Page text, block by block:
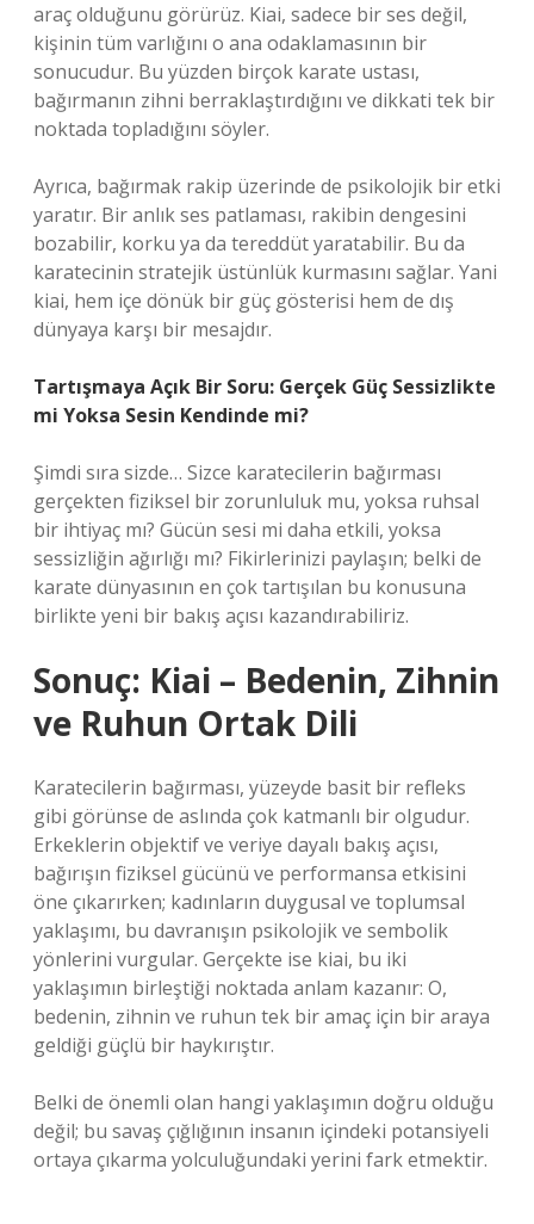
araç olduğunu görürüz. Kiai, sadece bir ses değil,
kişinin tüm varlığını o ana odaklamasının bir
sonucudur. Bu yüzden birçok karate ustası,
bağırmanın zihni berraklaştırdığını ve dikkati tek bir
noktada topladığını söyler.
Ayrıca, bağırmak rakip üzerinde de psikolojik bir etki
yaratır. Bir anlık ses patlaması, rakibin dengesini
bozabilir, korku ya da tereddüt yaratabilir. Bu da
karatecinin stratejik üstünlük kurmasını sağlar. Yani
kiai, hem içe dönük bir güç gösterisi hem de dış
dünyaya karşı bir mesajdır.
Tartışmaya Açık Bir Soru: Gerçek Güç Sessizlikte
mi Yoksa Sesin Kendinde mi?
Şimdi sıra sizde… Sizce karatecilerin bağırması
gerçekten fiziksel bir zorunluluk mu, yoksa ruhsal
bir ihtiyaç mı? Gücün sesi mi daha etkili, yoksa
sessizliğin ağırlığı mı? Fikirlerinizi paylaşın; belki de
karate dünyasının en çok tartışılan bu konusuna
birlikte yeni bir bakış açısı kazandırabiliriz.
Sonuç: Kiai – Bedenin, Zihnin
ve Ruhun Ortak Dili
Karatecilerin bağırması, yüzeyde basit bir refleks
gibi görünse de aslında çok katmanlı bir olgudur.
Erkeklerin objektif ve veriye dayalı bakış açısı,
bağırışın fiziksel gücünü ve performansa etkisini
öne çıkarırken; kadınların duygusal ve toplumsal
yaklaşımı, bu davranışın psikolojik ve sembolik
yönlerini vurgular. Gerçekte ise kiai, bu iki
yaklaşımın birleştiği noktada anlam kazanır: O,
bedenin, zihnin ve ruhun tek bir amaç için bir araya
geldiği güçlü bir haykırıştır.
Belki de önemli olan hangi yaklaşımın doğru olduğu
değil; bu savaş çığlığının insanın içindeki potansiyeli
ortaya çıkarma yolculuğundaki yerini fark etmektir.